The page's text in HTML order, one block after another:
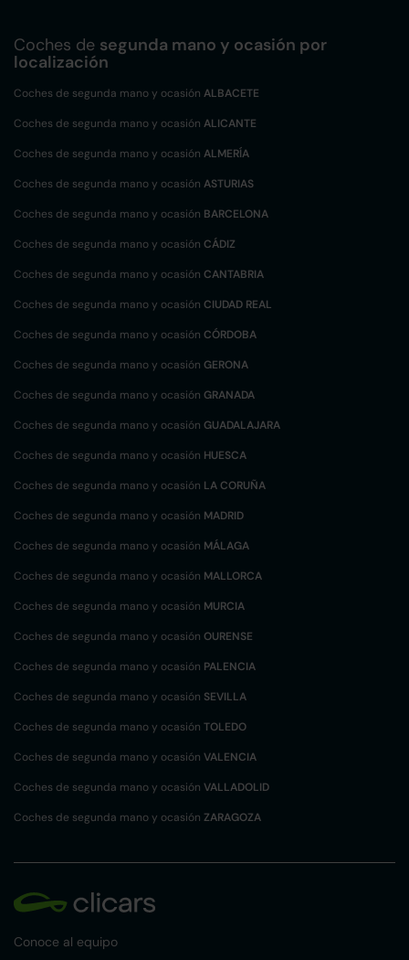
Coches de segunda mano y ocasión por
localización
Coches de segunda mano y ocasión ALBACETE
Coches de segunda mano y ocasión ALICANTE
Coches de segunda mano y ocasión ALMERÍA
Coches de segunda mano y ocasión ASTURIAS
Coches de segunda mano y ocasión BARCELONA
Coches de segunda mano y ocasión CÁDIZ
Coches de segunda mano y ocasión CANTABRIA
Coches de segunda mano y ocasión CIUDAD REAL
Coches de segunda mano y ocasión CÓRDOBA
Coches de segunda mano y ocasión GERONA
Coches de segunda mano y ocasión GRANADA
Coches de segunda mano y ocasión GUADALAJARA
Coches de segunda mano y ocasión HUESCA
Coches de segunda mano y ocasión LA CORUÑA
Coches de segunda mano y ocasión MADRID
Coches de segunda mano y ocasión MÁLAGA
Coches de segunda mano y ocasión MALLORCA
Coches de segunda mano y ocasión MURCIA
Coches de segunda mano y ocasión OURENSE
Coches de segunda mano y ocasión PALENCIA
Coches de segunda mano y ocasión SEVILLA
Coches de segunda mano y ocasión TOLEDO
Coches de segunda mano y ocasión VALENCIA
Coches de segunda mano y ocasión VALLADOLID
Coches de segunda mano y ocasión ZARAGOZA
Conoce al equipo